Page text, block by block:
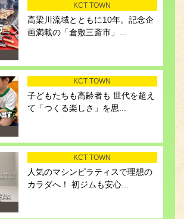
KCT TOWN
高梁川流域とともに10年。記念企
画満載の「倉敷三斎市」...
KCT TOWN
子どもたちも高齢者も 世代を超え
て「つくる楽しさ」を思...
KCT TOWN
人気のマシンピラティスで理想の
カラダへ！ 初ジムも安心...